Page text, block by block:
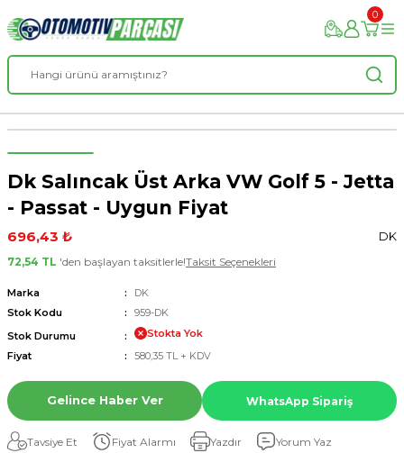
0
Dk Salıncak Üst Arka VW Golf 5 - Jetta
- Passat - Uygun Fiyat
696,43 ₺
DK
72,54 TL 'den başlayan taksitlerle!Taksit Seçenekleri
Marka
DK
Stok Kodu
959-DK
Stok Durumu
Stokta Yok
Fiyat
580,35 TL + KDV
Gelince Haber Ver WhatsApp Sipariş
Tavsiye Et Fiyat Alarmı Yazdır Yorum Yaz